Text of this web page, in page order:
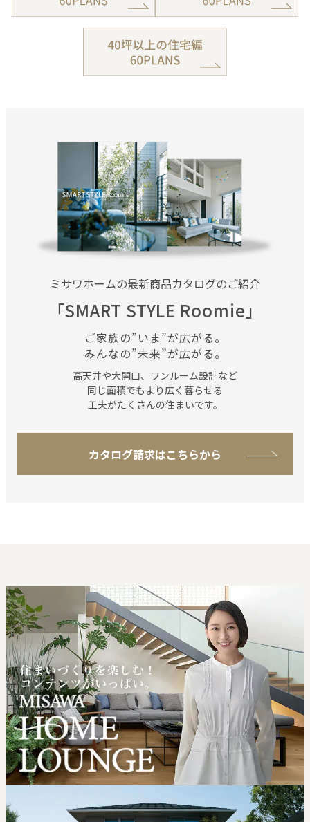
ミサワホームの最新商品カタログのご紹介
「SMART STYLE Roomie」
ご家族の”いま”が広がる。
みんなの”未来”が広がる。
高天井や大開口、ワンルーム設計など
同じ⾯積でもより広く 暮らせる
工夫がたくさんの住まいです。
カタログ請求はこちらから